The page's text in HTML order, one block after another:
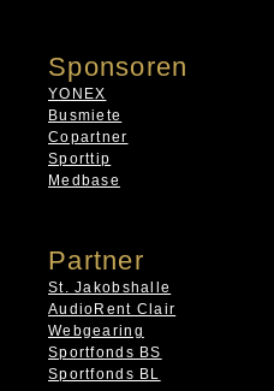
Sponsoren
YONEX
Busmiete
Copartner
Sporttip
Medbase
Partner
St. Jakobshalle
AudioRent Clair
Webgearing
Sportfonds BS
Sportfonds BL